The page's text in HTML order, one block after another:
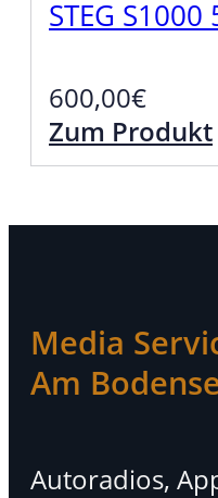
STEG
600,00€
Zum Produkt
Media
Am
Autoradios,